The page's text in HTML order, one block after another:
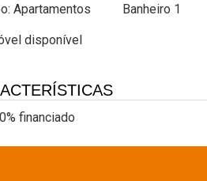
Apartamentos Banheiro 1
disponível
financiado